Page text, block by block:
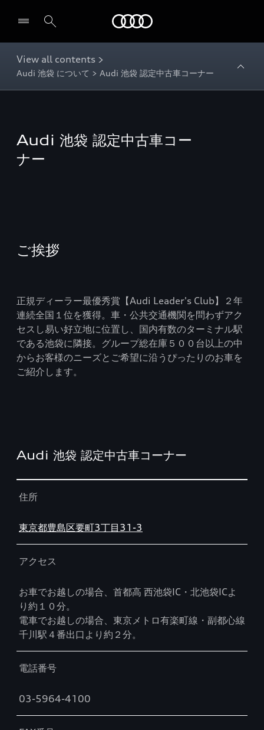
View all contents >
Audi 池袋 について > Audi 池袋 認定中古車コーナー
Audi 池袋 認定中古車コー
ナー
ご挨拶
正規ディーラー最優秀賞【Audi Leader's Club】２年
連続全国１位を獲得。車・公共交通機関を問わずアク
セスし易い好立地に位置し、国内有数のターミナル駅
である池袋に隣接。グループ総在庫５００台以上の中
からお客様のニーズとご希望に沿うぴったりのお車を
ご紹介します。
Audi 池袋 認定中古車コーナー
住所
東京都豊島区要町3丁目31-3
アクセス
お車でお越しの場合、首都高 西池袋IC・北池袋ICよ
り約１０分。
電車でお越しの場合、東京メトロ有楽町線・副都心線
千川駅４番出口より約２分。
電話番号
03-5964-4100